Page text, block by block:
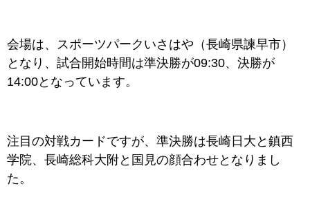
会場は、スポーツパークいさはや（長崎県諫早市）
となり、試合開始時間は準決勝が09:30、決勝が
14:00となっています。
注目の対戦カードですが、準決勝は長崎日大と鎮西
学院、長崎総科大附と国見の顔合わせとなりまし
た。